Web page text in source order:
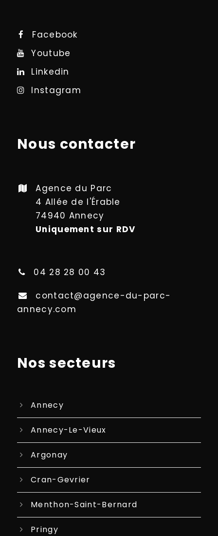
Facebook
Youtube
Linkedin
Instagram
Nous contacter
Agence du Parc
4 Allée de l'Érable
74940 Annecy
Uniquement sur RDV
04 28 28 00 43
contact@agence-du-parc-
annecy.com
Nos secteurs
Annecy
Annecy-Le-Vieux
Argonay
Cran-Gevrier
Menthon-Saint-Bernard
Pringy